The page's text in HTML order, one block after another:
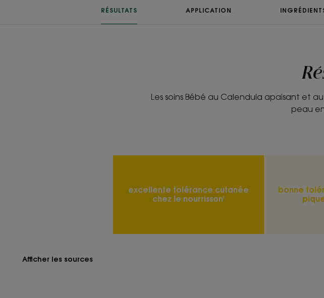
-
RÉSULTATS APPLICATION
Les soins Bébé au Calendula apaisant et
peau
excellente tolérance cutanée
chez le nourrisson¹
bonne
Afficher les sources